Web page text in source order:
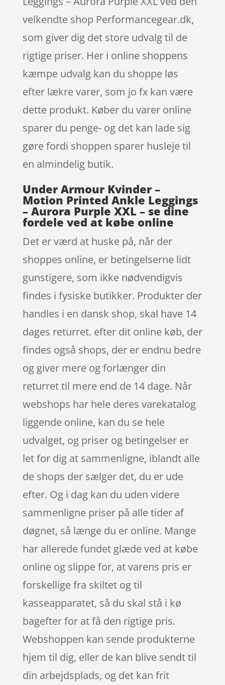
velkendte shop Performancegear.dk,
som giver dig det store udvalg til de
rigtige priser. Her i online shoppens
kæmpe udvalg kan du shoppe løs
efter lækre varer, som jo fx kan være
dette produkt. Køber du varer online
sparer du penge- og det kan lade sig
gøre fordi shoppen sparer husleje til
en almindelig butik.
Under Armour Kvinder –
Motion Printed Ankle Leggings
– Aurora Purple XXL – se dine
fordele ved at købe online
Det er værd at huske på, når der
shoppes online, er betingelserne lidt
gunstigere, som ikke nødvendigvis
findes i fysiske butikker. Produkter der
handles i en dansk shop, skal have 14
dages returret. efter dit online køb, der
findes også shops, der er endnu bedre
og giver mere og forlænger din
returret til mere end de 14 dage. Når
webshops har hele deres varekatalog
liggende online, kan du se hele
udvalget, og priser og betingelser er
let for dig at sammenligne, iblandt alle
de shops der sælger det, du er ude
efter. Og i dag kan du uden videre
sammenligne priser på alle tider af
døgnet, så længe du er online. Mange
har allerede fundet glæde ved at købe
online og slippe for, at varens pris er
forskellige fra skiltet og til
kasseapparatet, så du skal stå i kø
bagefter for at få den rigtige pris.
Webshoppen kan sende produkterne
hjem til dig, eller de kan blive sendt til
din arbejdsplads, og det kan frit